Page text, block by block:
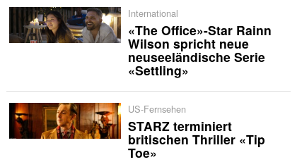
International
«The Office»-Star Rainn
Wilson spricht neue
neuseeländische Serie
«Settling»
US-Fernsehen
STARZ terminiert
britischen Thriller «Tip
Toe»